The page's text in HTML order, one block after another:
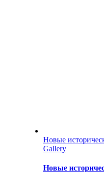
Новые
Gallery
Новые